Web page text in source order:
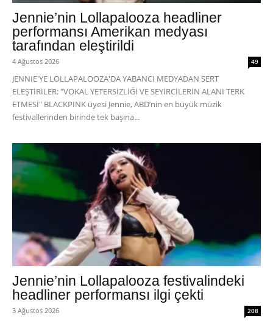
Jennie’nin Lollapalooza headliner
performansı Amerikan medyası
tarafından eleştirildi
4 Ağustos 2026 49
JENNIE'YE LOLLAPALOOZA'DA YABANCI MEDYADAN SERT
ELEŞTİRİLER: "VOKAL YETERSİZLİĞİ VE SEYİRCİLERİN ALANI TERK
ETMESİ" BLACKPINK üyesi Jennie, ABD’nin en büyük müzik
festivallerinden birinde tek başına...
Jennie’nin Lollapalooza festivalindeki
headliner performansı ilgi çekti
3 Ağustos 2026 208